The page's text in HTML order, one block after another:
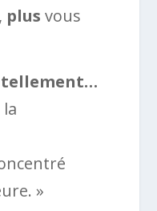
, plus vous
tellement…
»